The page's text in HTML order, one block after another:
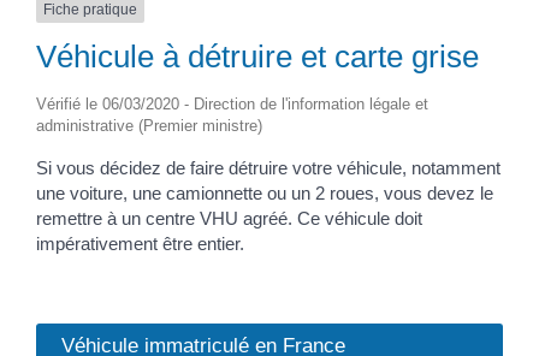
Fiche pratique
Véhicule à détruire et carte grise
Vérifié le 06/03/2020 - Direction de l'information légale et
administrative (Premier ministre)
Si vous décidez de faire détruire votre véhicule, notamment
une voiture, une camionnette ou un 2 roues, vous devez le
remettre à un centre VHU agréé. Ce véhicule doit
impérativement être entier.
Véhicule immatriculé en France